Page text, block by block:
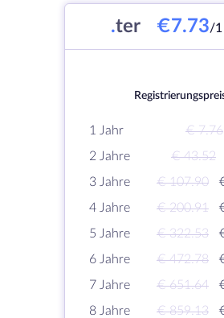
.ter €7.73/1
1 Jahr € 7.76
2 Jahre
€ 43.52
3 Jahre
€ 107.90
4 Jahre
€ 200.91
5 Jahre
€ 322.53
6 Jahre
€ 472.78
7 Jahre
€ 651.64
8 Jahre
€ 859.13